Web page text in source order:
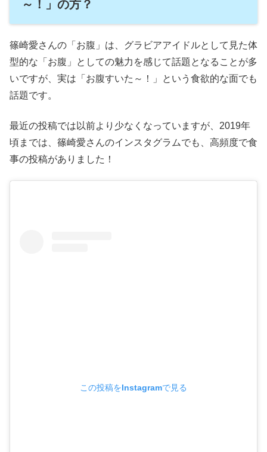
～！」の方？
篠崎愛さんの「お腹」は、グラビアアイドルとして見た体
型的な「お腹」としての魅力を感じて話題となることが多
いですが、実は「お腹すいた～！」という食欲的な面でも
話題です。
最近の投稿では以前より少なくなっていますが、2019年
頃までは、篠崎愛さんのインスタグラムでも、高頻度で食
事の投稿がありました！
この投稿をInstagramで見る